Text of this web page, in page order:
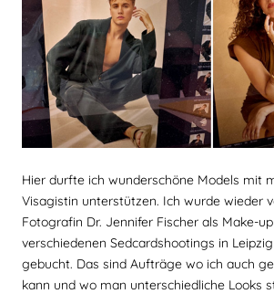
Hier durfte ich wunderschöne Models mit
Visagistin unterstützen. Ich wurde wieder
Fotografin Dr. Jennifer Fischer als Make-
verschiedenen Sedcardshootings in
gebucht. Das sind Aufträge wo ich auch
kann und wo man unterschiedliche Looks